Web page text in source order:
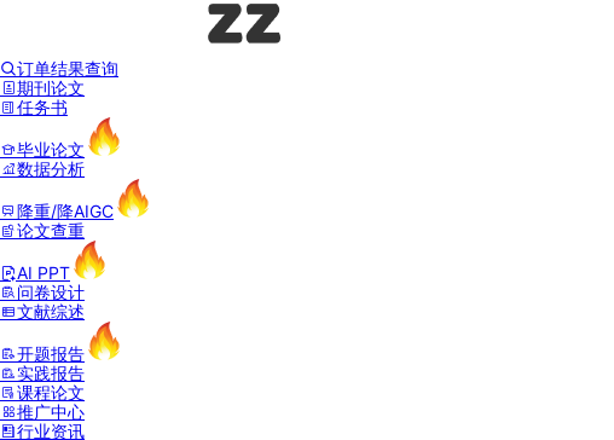
订单结果查询
期刊论文
任务书
毕业论文
数据分析
降重/降AIGC
论文查重
AI PPT
问卷设计
文献综述
开题报告
实践报告
课程论文
推广中心
行业资讯